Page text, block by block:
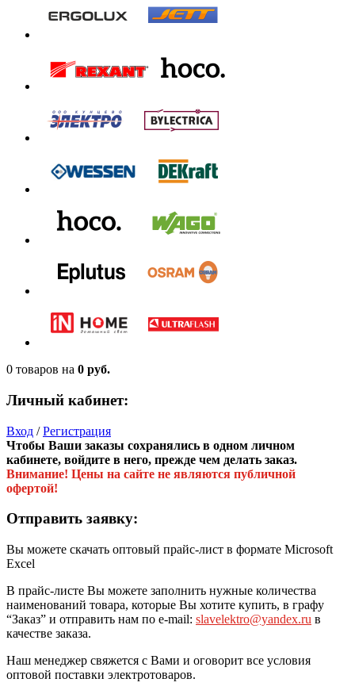
0 товаров на 0 руб.
Личный кабинет:
Вход /Регистрация
Чтобы Ваши заказы сохранялись в одном личном
кабинете, войдите в него, прежде чем делать заказ.
Внимание! Цены на сайте не являются публичной
офертой!
Отправить заявку:
Вы можете скачать оптовый прайс-лист в формате Microsoft
Excel
В прайс-листе Вы можете заполнить нужные количества
наименований товара, которые Вы хотите купить, в графу
“Заказ” и отправить нам по e-mail: slavelektro@yandex.ru в
качестве заказа.
Наш менеджер свяжется с Вами и оговорит все условия
оптовой поставки электротоваров.